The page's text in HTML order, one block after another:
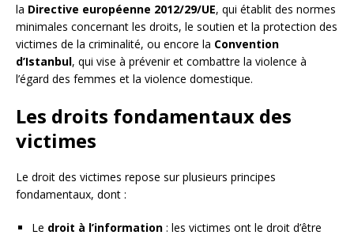
la Directive européenne 2012/29/UE, qui établit des normes
minimales concernant les droits, le soutien et la protection des
victimes de la criminalité, ou encore la Convention
d’Istanbul, qui vise à prévenir et combattre la violence à
l’égard des femmes et la violence domestique.
Les droits fondamentaux des
victimes
Le droit des victimes repose sur plusieurs principes
fondamentaux, dont :
Le droit à l’information : les victimes ont le droit d’être